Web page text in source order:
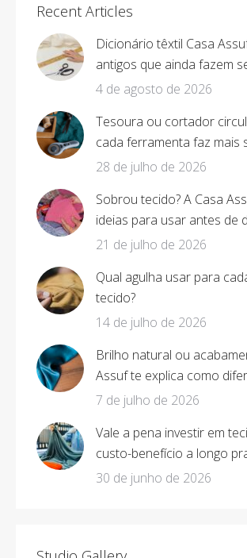
Recent Articles
Dicionário têxtil Casa
antigos que ainda fazem
4 de agosto de 2026
Tesoura ou cortador
cada ferramenta faz mais
28 de julho de 2026
Sobrou tecido? A Casa
ideias para usar antes de
21 de julho de 2026
Qual agulha usar para
tecido?
14 de julho de 2026
Brilho natural ou
Assuf te explica como
7 de julho de 2026
Vale a pena investir em
custo-benefício a longo
30 de junho de 2026